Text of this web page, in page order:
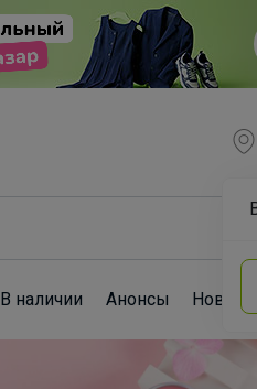
В наличии Анонсы Новости